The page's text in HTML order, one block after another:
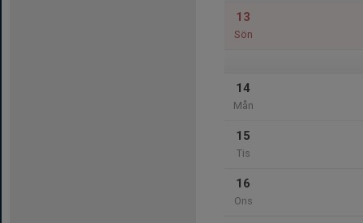
13
Sön
14
Mån
15
Tis
16
Ons